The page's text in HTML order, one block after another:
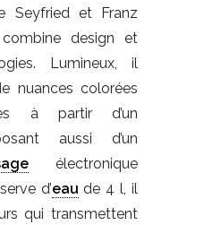
Seyfried et Franz
design et
Lumineux, il
nuances colorées
à partir d’un
aussi d’un
électronique
d’eau de 4 l, il
qui transmettent